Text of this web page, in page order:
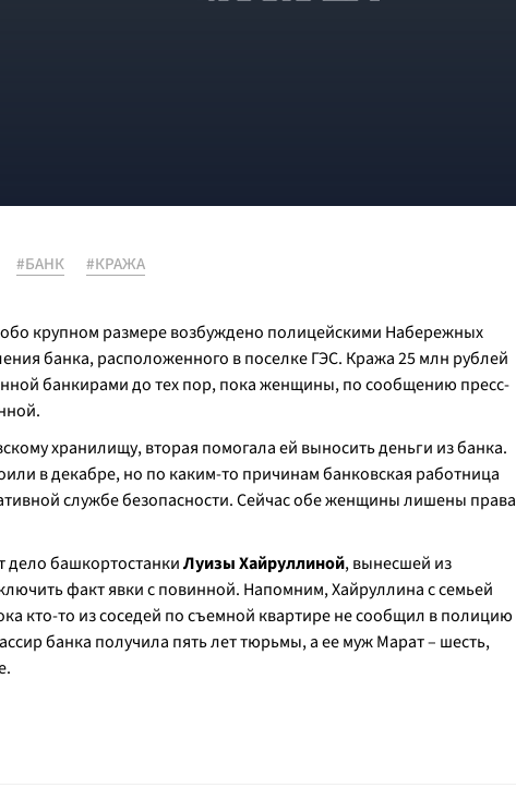
#БАНК #КРАЖА
крупном размере возбуждено полицейскими Набережных
банка, расположенного в поселке ГЭС. Кража 25 млн рублей
банкирами до тех пор, пока женщины, по сообщению пресс-
хранилищу, вторая помогала ей выносить деньги из банка.
в декабре, но по каким-то причинам банковская работница
службе безопасности. Сейчас обе женщины лишены права
дело башкортостанкиЛуизы Хайруллиной, вынесшей из
факт явки с повинной. Напомним, Хайруллина с семьей
кто-то из соседей по съемной квартире не сообщил в полицию
банка получила пять лет тюрьмы, а ее муж Марат – шесть,